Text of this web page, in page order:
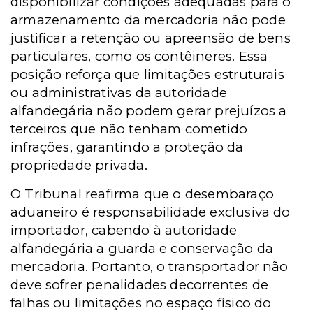
armazenamento da mercadoria não pode
justificar a retenção ou apreensão de bens
particulares, como os contêineres. Essa
posição reforça que limitações estruturais
ou administrativas da autoridade
alfandegária não podem gerar prejuízos a
terceiros que não tenham cometido
infrações, garantindo a proteção da
propriedade privada.
O Tribunal reafirma que o desembaraço
aduaneiro é responsabilidade exclusiva do
importador, cabendo à autoridade
alfandegária a guarda e conservação da
mercadoria. Portanto, o transportador não
deve sofrer penalidades decorrentes de
falhas ou limitações no espaço físico do